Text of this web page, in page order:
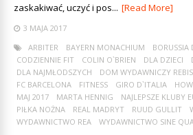
zaskakiwać, uczyć i pos... [Read More]
3 MAJA 2017
ARBITER
BAYERN MONACHIUM
BORUSSIA
CODZIENNIE FIT
COLIN O`BRIEN DLA DZIECI
DLA NAJMŁODSZYCH
DOM WYDAWNICZY REBIS
FC BARCELONA
FITNESS GIRO D`ITALIA
MAJ 2017
MARTA HENNIG NAJLEPSZE KLUBY
PIŁKA NOŻNA
REAL MADRYT RUUD GULLIT
WYDAWNICTWO REA
WYDAWNICTWO SINE